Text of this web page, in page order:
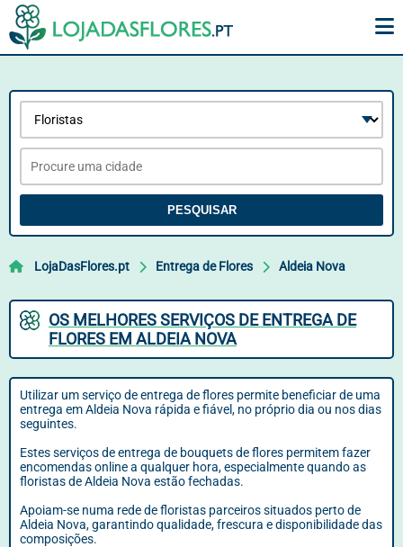
PESQUISAR
LojaDasFlores.pt Entrega de Flores Aldeia Nova
OS MELHORES SERVIÇOS DE ENTREGA DE
FLORES EM ALDEIA NOVA
Utilizar um serviço de entrega de flores permite beneficiar de uma
entrega em Aldeia Nova rápida e fiável, no próprio dia ou nos dias
seguintes.
Estes serviços de entrega de bouquets de flores permitem fazer
encomendas online a qualquer hora, especialmente quando as
floristas de Aldeia Nova estão fechadas.
Apoiam-se numa rede de floristas parceiros situados perto de
Aldeia Nova, garantindo qualidade, frescura e disponibilidade das
composições.